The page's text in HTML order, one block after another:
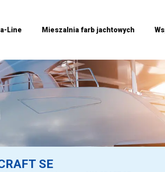
Line Mieszalnia farb jachtowych
SE